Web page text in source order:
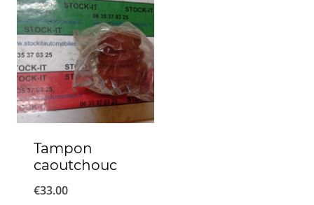
Tampon
caoutchouc
€33.00